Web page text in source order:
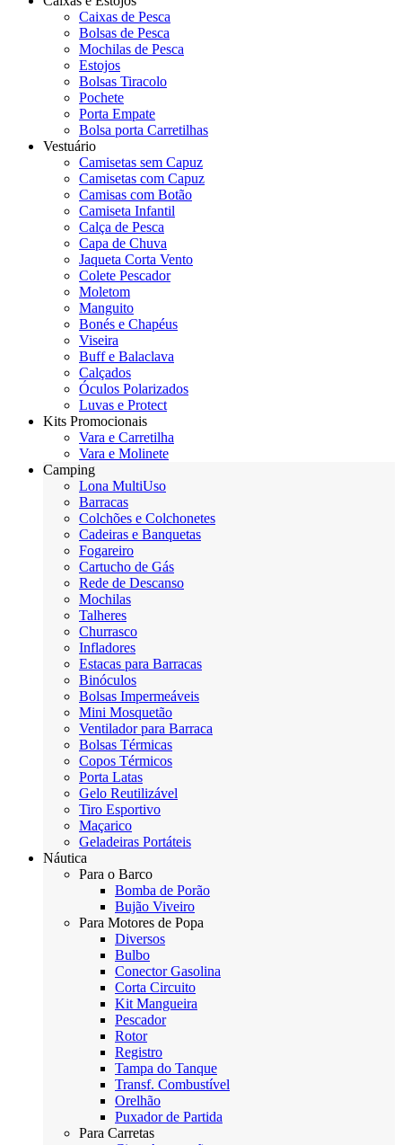
Caixas de Pesca
Bolsas de Pesca
Mochilas de Pesca
Estojos
Bolsas Tiracolo
Pochete
Porta Empate
Bolsa porta Carretilhas
Vestuário
Camisetas sem Capuz
Camisetas com Capuz
Camisas com Botão
Camiseta Infantil
Calça de Pesca
Capa de Chuva
Jaqueta Corta Vento
Colete Pescador
Moletom
Manguito
Bonés e Chapéus
Viseira
Buff e Balaclava
Calçados
Óculos Polarizados
Luvas e Protect
Kits Promocionais
Vara e Carretilha
Vara e Molinete
Camping
Lona MultiUso
Barracas
Colchões e Colchonetes
Cadeiras e Banquetas
Fogareiro
Cartucho de Gás
Rede de Descanso
Mochilas
Talheres
Churrasco
Infladores
Estacas para Barracas
Binóculos
Bolsas Impermeáveis
Mini Mosquetão
Ventilador para Barraca
Bolsas Térmicas
Copos Térmicos
Porta Latas
Gelo Reutilizável
Tiro Esportivo
Maçarico
Geladeiras Portáteis
Náutica
Para o Barco
Bomba de Porão
Bujão Viveiro
Para Motores de Popa
Diversos
Bulbo
Conector Gasolina
Corta Circuito
Kit Mangueira
Pescador
Rotor
Registro
Tampa do Tanque
Transf. Combustível
Orelhão
Puxador de Partida
Para Carretas